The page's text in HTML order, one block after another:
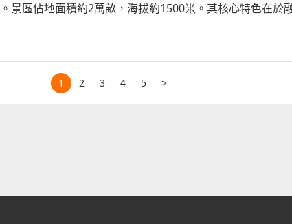
景區佔地面積約2萬畝，海拔約1500米。其核心特色在於
1 2 3 4 5 >